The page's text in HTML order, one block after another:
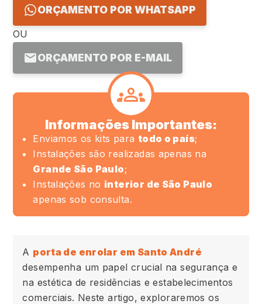
ORÇAMENTO POR WHATSAPP
OU
ORÇAMENTO POR E-MAIL
Informações Importantes:
Enviamos os kits para todo o país;
Instalações são realizadas apenas na
Grande São Paulo;
Instalações no interior de São Paulo
apenas sob consulta.
A porta de enrolar em Santo André
desempenha um papel crucial na segurança e
na estética de residências e estabelecimentos
comerciais. Neste artigo, exploraremos os